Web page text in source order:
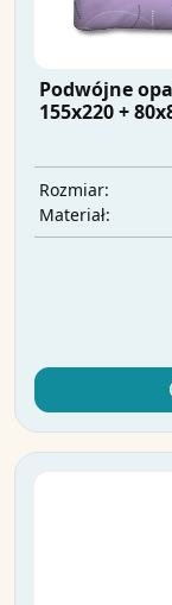
Podwójne
155x220 +
Rozmiar:
Materiał: